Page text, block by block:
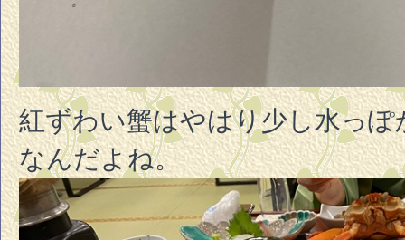
紅ずわい蟹はやはり少し水っ
なんだよね。